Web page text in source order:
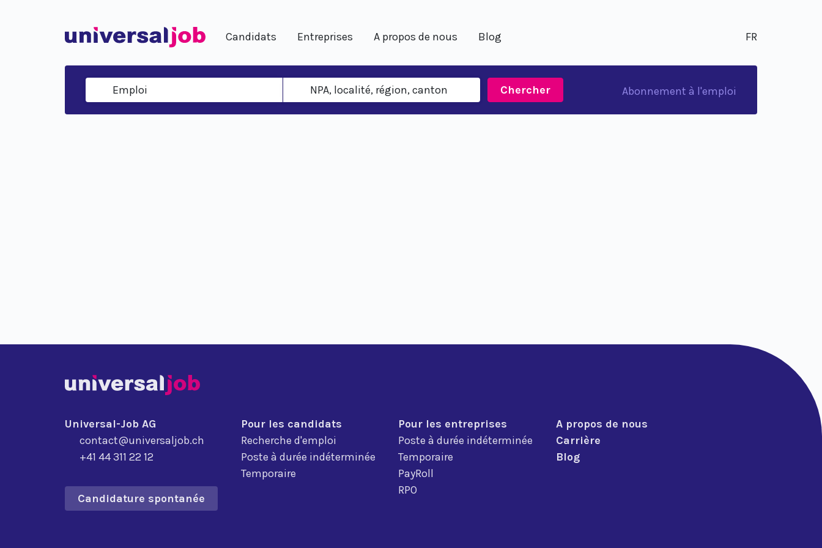
Candidats Entreprises A propos de nous Blog FR
Chercher Abonnement à l'emploi
Universal-Job AG
contact@universaljob.ch
+41 44 311 22 12
Candidature spontanée
Pour les candidats
Recherche d'emploi
Poste à durée indéterminée
Temporaire
Pour les entreprises
Poste à durée indéterminée
Temporaire
PayRoll
RPO
A propos de nous
Carrière
Blog